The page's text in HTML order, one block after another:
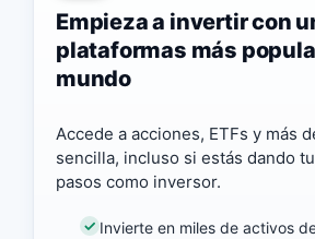
Empieza a invertir con
plataformas más
mundo
Accede a acciones, ETFs y más
sencilla, incluso si estás dando
pasos como inversor.
Invierte en miles de activos